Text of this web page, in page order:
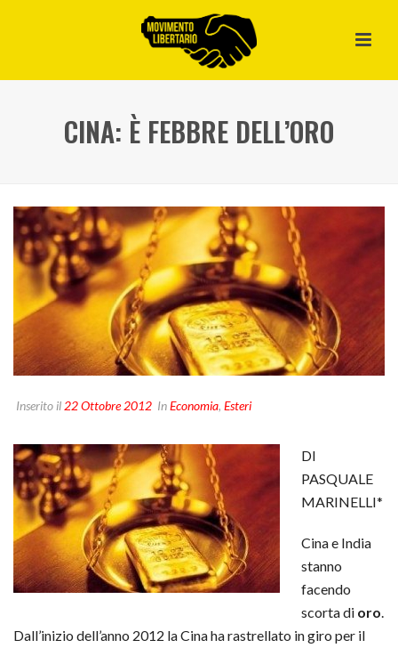
CINA: È FEBBRE DELL’ORO
Inserito il 22 Ottobre 2012 InEconomia, Esteri
DI
PASQUALE
MARINELLI*
Cina e India
stanno
facendo
scorta di oro
Dall’inizio dell’anno 2012 la Cina ha rastrellato in giro per il